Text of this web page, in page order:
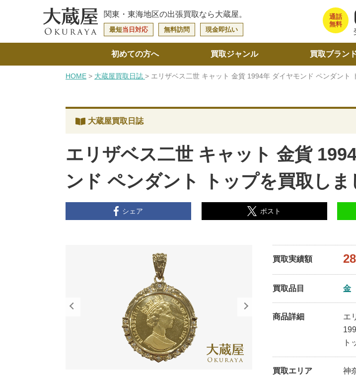
関東・東海地区の出張買取なら大蔵屋。
最短当日対応 無料訪問 現金即払い
通話
無料
初めての方へ 買取ジャンル 買取ブラン
HOME 大蔵屋買取日誌 エリザベス二世 キャット 金貨 1994年 ダイヤモンド ペンダント
エリザベス二世 キャット 金貨
ンド ペンダント トップを買取しま
大蔵屋買取日誌
シェア ポスト
買取実績額
買取品目 金
商品詳細
エ
ト
買取エリア 神